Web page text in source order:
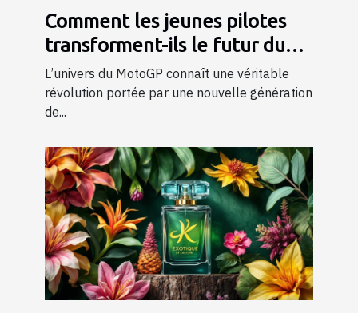
Comment les jeunes pilotes
transforment-ils le futur du
MotoGP ?
L’univers du MotoGP connaît une véritable
révolution portée par une nouvelle génération
de...